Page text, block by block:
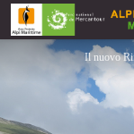
Rifugio Don Barbera